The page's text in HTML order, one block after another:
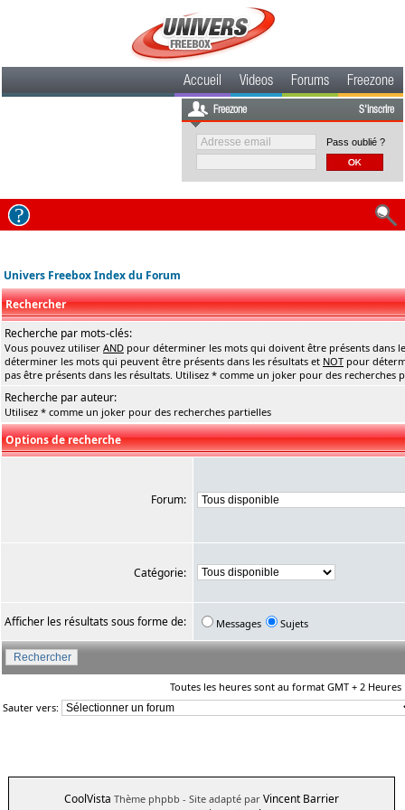
Accueil Videos Forums Freezone
Freezone S'inscrire
Pass oublié ?
Univers Freebox Index du Forum
Rechercher
Recherche par mots-clés:
Vous pouvez utiliser AND pour déterminer les mots qui doivent être présents dans
déterminer les mots qui peuvent être présents dans les résultats et NOT pour
pas être présents dans les résultats. Utilisez * comme un joker pour des recherches
Recherche par auteur:
Utilisez * comme un joker pour des recherches partielles
Options de recherche
Forum:
Catégorie:
Afficher les résultats sous forme de: Messages Sujets
Toutes les heures sont au format GMT + 2 Heures
Sauter vers:
CoolVista Thème phpbb - Site adapté par Vincent Barrier